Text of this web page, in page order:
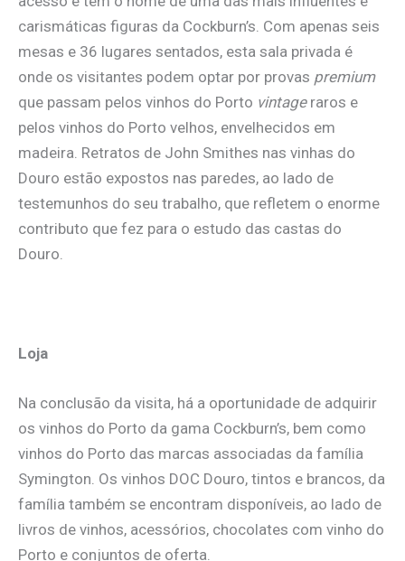
carismáticas figuras da Cockburn’s. Com apenas seis
mesas e 36 lugares sentados, esta sala privada é
onde os visitantes podem optar por provas premium
que passam pelos vinhos do Porto vintageraros e
pelos vinhos do Porto velhos, envelhecidos em
madeira. Retratos de John Smithes nas vinhas do
Douro estão expostos nas paredes, ao lado de
testemunhos do seu trabalho, que refletem o enorme
contributo que fez para o estudo das castas do
Douro.
Loja
Na conclusão da visita, há a oportunidade de adquirir
os vinhos do Porto da gama Cockburn’s, bem como
vinhos do Porto das marcas associadas da família
Symington. Os vinhos DOC Douro, tintos e brancos, da
família também se encontram disponíveis, ao lado de
livros de vinhos, acessórios, chocolates com vinho do
Porto e conjuntos de oferta.